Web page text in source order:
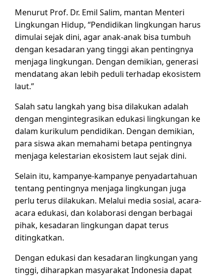
Menurut Prof. Dr. Emil Salim, mantan Menteri
Lingkungan Hidup, “Pendidikan lingkungan harus
dimulai sejak dini, agar anak-anak bisa tumbuh
dengan kesadaran yang tinggi akan pentingnya
menjaga lingkungan. Dengan demikian, generasi
mendatang akan lebih peduli terhadap ekosistem
laut.”
Salah satu langkah yang bisa dilakukan adalah
dengan mengintegrasikan edukasi lingkungan ke
dalam kurikulum pendidikan. Dengan demikian,
para siswa akan memahami betapa pentingnya
menjaga kelestarian ekosistem laut sejak dini.
Selain itu, kampanye-kampanye penyadartahuan
tentang pentingnya menjaga lingkungan juga
perlu terus dilakukan. Melalui media sosial, acara-
acara edukasi, dan kolaborasi dengan berbagai
pihak, kesadaran lingkungan dapat terus
ditingkatkan.
Dengan edukasi dan kesadaran lingkungan yang
tinggi, diharapkan masyarakat Indonesia dapat